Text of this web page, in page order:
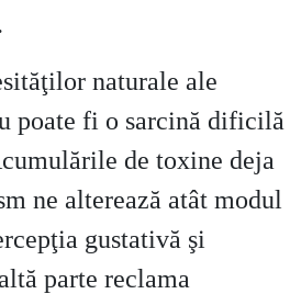
naturale ale
poate fi o sarcină dificilă
de toxine deja
ne alterează atât modul
gustativă şi
parte reclama